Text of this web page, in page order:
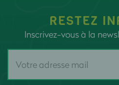
RESTEZ
Inscrivez-vous à la